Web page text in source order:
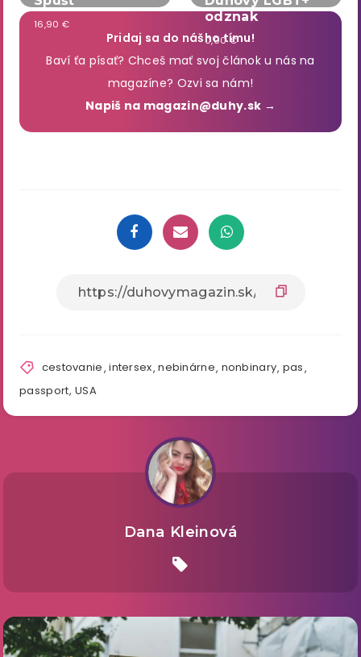
16,90 €
odznak
0,00 €
Pridaj sa do nášho tímu!
Baví ťa písať? Chceš mať svoj článok u nás na
magazíne? Ozvi sa nám!
Napiš na magazin@duhy.sk →
cestovanie,intersex,nebinárne, nonbinary, pas,
passport,USA
Dana Kleinová